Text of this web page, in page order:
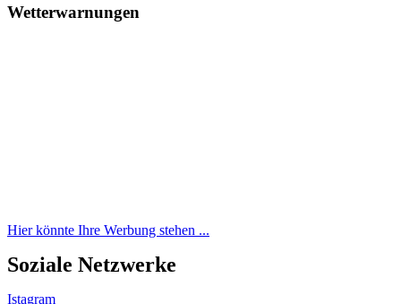
Wetterwarnungen
Hier könnte Ihre Werbung stehen ...
Soziale Netzwerke
Istagram